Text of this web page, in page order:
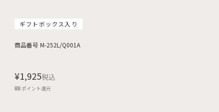
ギフトボックス入り
商品番号 M-252L/Q001A
¥1,925税込
88ポイント還元